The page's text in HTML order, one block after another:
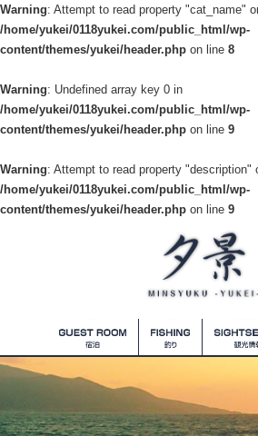
Warning: Attempt to read property "cat_name"
/home/yukei/0118yukei.com/public_html/wp-
content/themes/yukei/header.php on line 8
Warning: Undefined array key 0 in
/home/yukei/0118yukei.com/public_html/wp-
content/themes/yukei/header.php on line 9
Warning: Attempt to read property "description"
/home/yukei/0118yukei.com/public_html/wp-
content/themes/yukei/header.php on line 9